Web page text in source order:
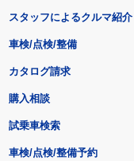
スタッフによるクルマ紹介
車検/点検/整備
カタログ請求
購入相談
試乗車検索
車検/点検/整備予約